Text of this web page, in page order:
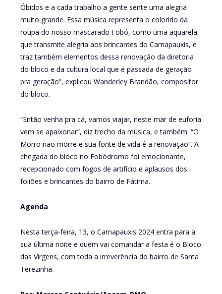
Óbidos e a cada trabalho a gente sente uma alegria
muito grande. Essa música representa o colorido da
roupa do nosso mascarado Fobó, como uma aquarela,
que transmite alegria aos brincantes do Carnapauxis, e
traz também elementos dessa renovação da diretoria
do bloco e da cultura local que é passada de geração
pra geração”, explicou Wanderley Brandão, compositor
do bloco.
“Então venha pra cá, vamos viajar, neste mar de euforia
vem se apaixonar”, diz trecho da música, e também: “O
Morro não morre e sua fonte de vida é a renovação”. A
chegada do bloco no Fobódromo foi emocionante,
recepcionado com fogos de artifício e aplausos dos
foliões e brincantes do bairro de Fátima.
Agenda
Nesta terça-feira, 13, o Carnapauxis 2024 entra para a
sua última noite e quem vai comandar a festa é o Bloco
das Virgens, com toda a irreverência do bairro de Santa
Terezinha.